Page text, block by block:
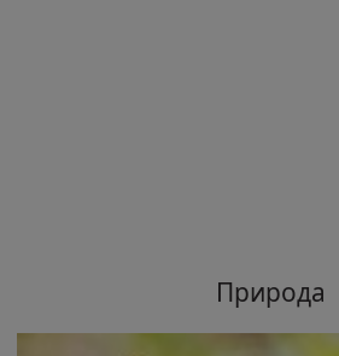
Природа